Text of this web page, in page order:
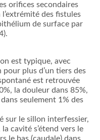
orifices secondaires
des fistules
de surface par
est typique, avec
plus d’un tiers des
est retrouvée
la douleur dans 85%,
seulement 1% des
sur le sillon interfessier,
cavité s’étend vers le